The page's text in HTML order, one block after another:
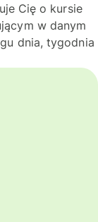
Cię o kursie
w danym
dnia, tygodnia